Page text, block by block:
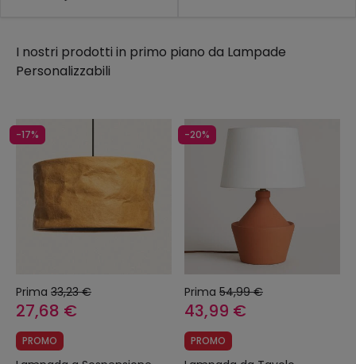
I nostri prodotti in primo piano da Lampade
Personalizzabili
-17%
Prima 33,23 €
27,68 €
PROMO
-20%
Prima 54,99 €
43,99 €
PROMO